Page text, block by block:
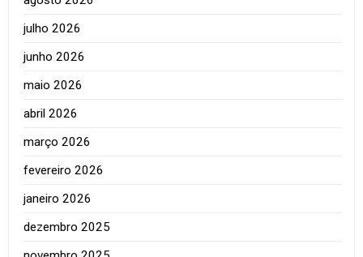
julho 2026
junho 2026
maio 2026
abril 2026
março 2026
fevereiro 2026
janeiro 2026
dezembro 2025